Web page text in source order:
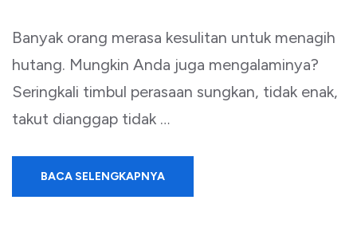
Banyak orang merasa kesulitan untuk menagih
hutang. Mungkin Anda juga mengalaminya?
Seringkali timbul perasaan sungkan, tidak enak,
takut dianggap tidak …
BACA SELENGKAPNYA